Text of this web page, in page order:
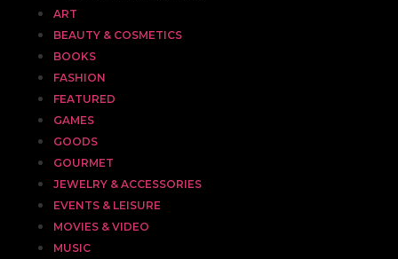
ART
BEAUTY & COSMETICS
BOOKS
FASHION
FEATURED
GAMES
GOODS
GOURMET
JEWELRY & ACCESSORIES
EVENTS & LEISURE
MOVIES & VIDEO
MUSIC